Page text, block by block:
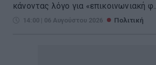
κάνοντας λόγο για «επικοινωνιακή φ...
14:00 | 06 Αυγούστου 2026 Πολιτική